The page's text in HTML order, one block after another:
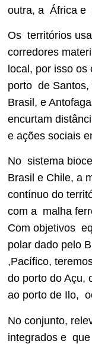
outra, a África e
Os territórios
corredores
local, por isso
porto de Santos,
Brasil, e
encurtam
e ações sociais
No sistema
Brasil e Chile, a
contínuo do
com a malha
Com objetivos
polar dado pelo
,Pacífico,
do porto do Açu,
ao porto de Ilo,
No conjunto,
integrados e